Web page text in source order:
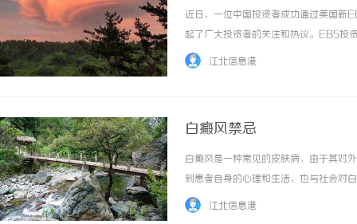
近日，一位中国投资者成功通过美国新
起了广大投资者的关注和热议。EB5投
根据该政策，投资者需要在美国投资一
江北信息港
白癜风禁忌
白癜风是一种常见的皮肤病，由于其对
到患者自身的心理和生活，也与社会对
线会加重白斑的扩散和扩大，因此患者
江北信息港